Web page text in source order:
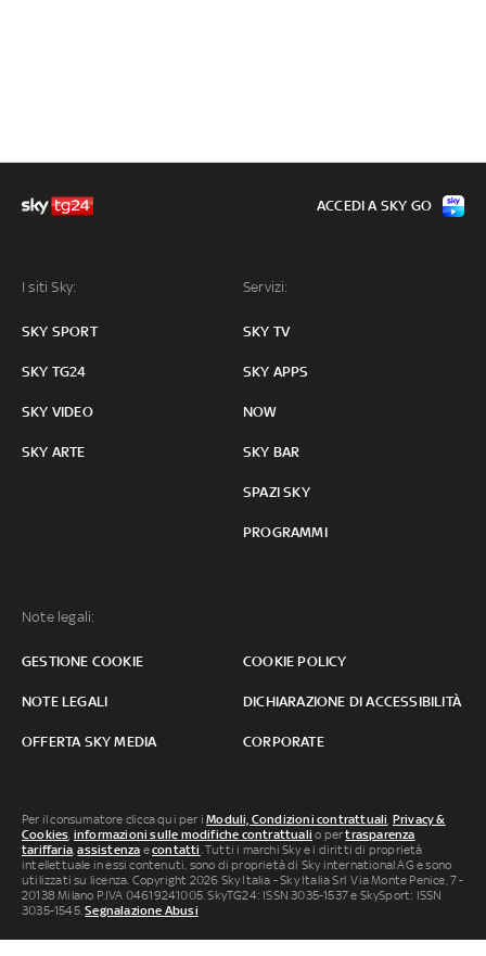
I siti Sky:
SKY SPORT
SKY TG24
SKY VIDEO
SKY ARTE
Servizi:
SKY TV
SKY APPS
NOW
SKY BAR
SPAZI SKY
PROGRAMMI
Note legali:
GESTIONE COOKIE COOKIE POLICY
NOTE LEGALI DICHIARAZIONE DI ACCESSIBILITÀ
OFFERTA SKY MEDIA CORPORATE
ACCEDI A SKY GO
Per il consumatore clicca qui per iModuli, Condizioni contrattuali, Privacy &
Cookies, informazioni sulle modifiche contrattuali o pertrasparenza
tariffaria,assistenza econtatti. Tutti i marchi Sky e i diritti di proprietà
intellettuale in essi contenuti, sono di proprietà di Sky international AG e sono
utilizzati su licenza. Copyright 2026 Sky Italia - Sky Italia Srl Via Monte Penice, 7 -
20138 Milano P.IVA 04619241005. SkyTG24: ISSN 3035-1537 e SkySport: ISSN
3035-1545.Segnalazione Abusi